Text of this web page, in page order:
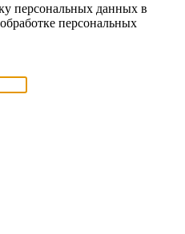
персональных данных в
персональных